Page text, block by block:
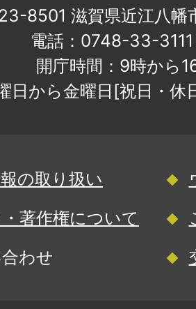
8501 滋賀県近江八幡
電話：0748-33-
開庁時間：9時から
日から金曜日[祝日・
の取り扱い
著作権について
わせ